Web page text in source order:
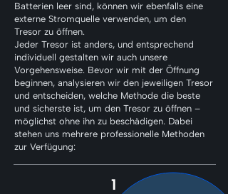
Batterien leer sind, können wir ebenfalls eine
externe Stromquelle verwenden, um den
Tresor zu öffnen.
Jeder Tresor ist anders, und entsprechend
individuell gestalten wir auch unsere
Vorgehensweise. Bevor wir mit der Öffnung
beginnen, analysieren wir den jeweiligen Tresor
und entscheiden, welche Methode die beste
und sicherste ist, um den Tresor zu öffnen –
möglichst ohne ihn zu beschädigen. Dabei
stehen uns mehrere professionelle Methoden
zur Verfügung:
1